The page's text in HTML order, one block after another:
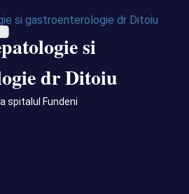
si
dr Ditoiu
spitalul Fundeni